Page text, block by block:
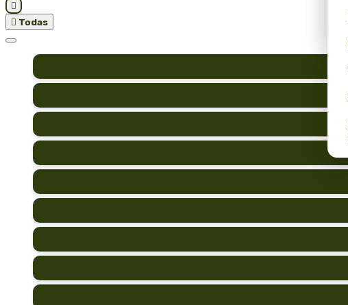

 Todas